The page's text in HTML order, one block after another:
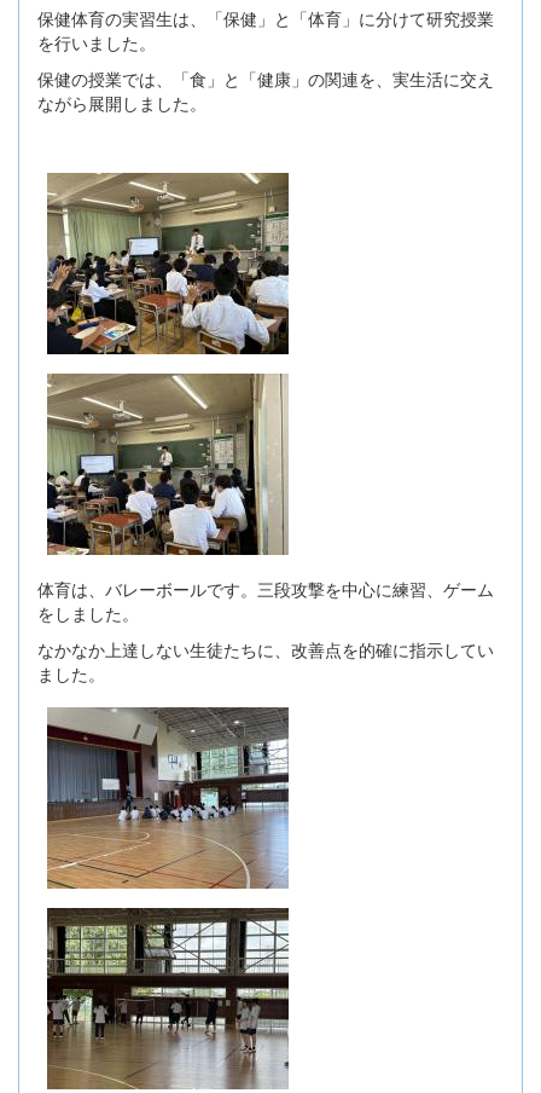
保健体育の実習生は、「保健」と「体育」に分けて研究授業
を行いました。
保健の授業では、「食」と「健康」の関連を、実生活に交え
ながら展開しました。
体育は、バレーボールです。三段攻撃を中心に練習、ゲーム
をしました。
なかなか上達しない生徒たちに、改善点を的確に指示してい
ました。